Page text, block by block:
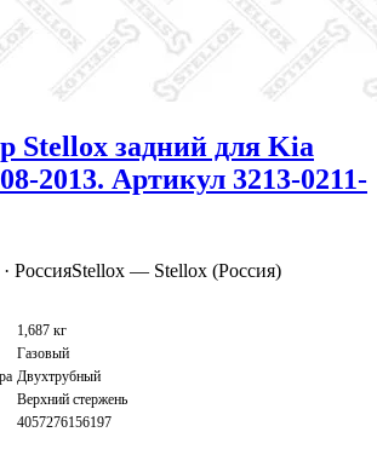
Stellox задний для Kia
2013. Артикул 3213-0211-
РоссияStellox — Stellox (Россия)
1,687 кг
Газовый
Двухтрубный
Верхний стержень
4057276156197